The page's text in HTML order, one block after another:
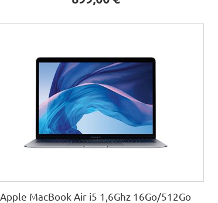
Apple MacBook Air i5 1,6Ghz 16Go/512Go